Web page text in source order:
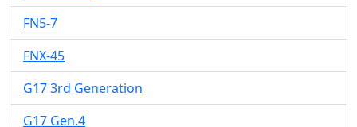
FN5-7
FNX-45
G17 3rd Generation
G17 Gen.4